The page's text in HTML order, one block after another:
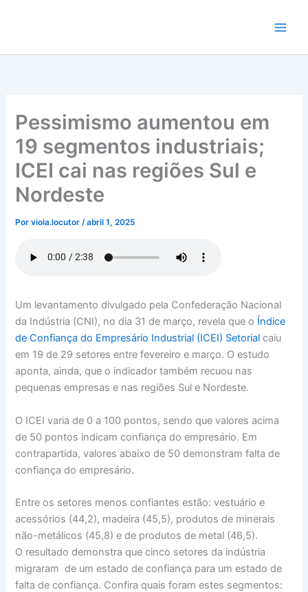
conteúdo
Pessimismo aumentou em
19 segmentos industriais;
ICEI cai nas regiões Sul e
Nordeste
Porviola.locutor/abril 1, 2025
Um levantamento divulgado pela Confederação Nacional
da Indústria (CNI), no dia 31 de março, revela que o Índice
de Confiança do Empresário Industrial (ICEI) Setorial caiu
em 19 de 29 setores entre fevereiro e março. O estudo
aponta, ainda, que o indicador também recuou nas
pequenas empresas e nas regiões Sul e Nordeste.
O ICEI varia de 0 a 100 pontos, sendo que valores acima
de 50 pontos indicam confiança do empresário. Em
contrapartida, valores abaixo de 50 demonstram falta de
confiança do empresário.
Entre os setores menos confiantes estão: vestuário e
acessórios (44,2), madeira (45,5), produtos de minerais
não-metálicos (45,8) e de produtos de metal (46,5).
O resultado demonstra que cinco setores da indústria
migraram de um estado de confiança para um estado de
falta de confiança. Confira quais foram estes segmentos: